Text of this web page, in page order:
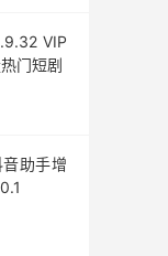
VIP
门短剧
助手增